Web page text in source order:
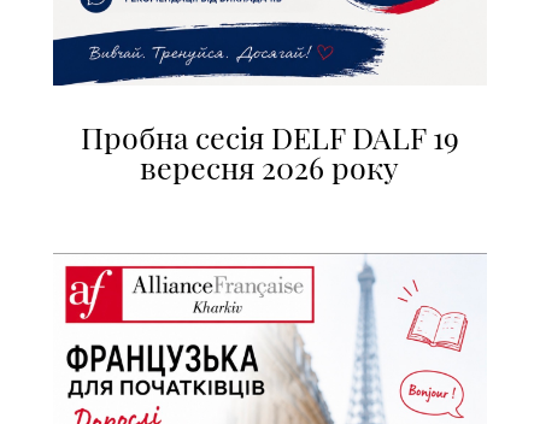
Пробна сесія DELF DALF 19
вересня 2026 року